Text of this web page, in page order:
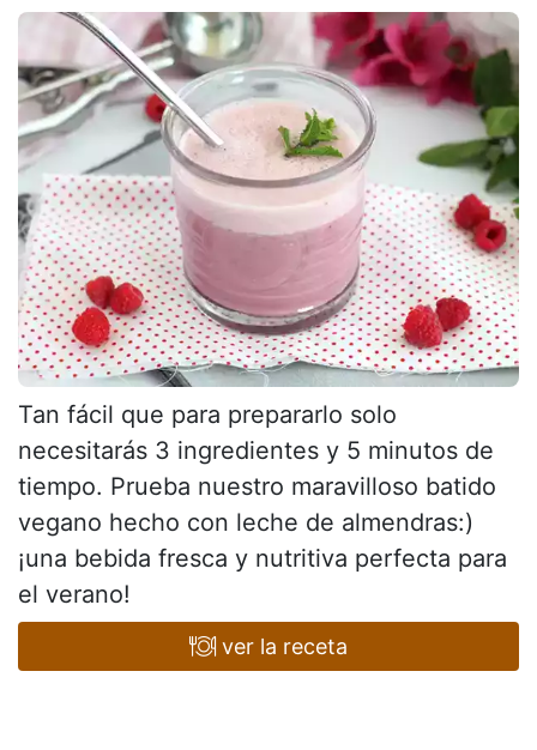
Tan fácil que para prepararlo solo
necesitarás 3 ingredientes y 5 minutos de
tiempo. Prueba nuestro maravilloso batido
vegano hecho con leche de almendras:)
¡una bebida fresca y nutritiva perfecta para
el verano!
ver la receta